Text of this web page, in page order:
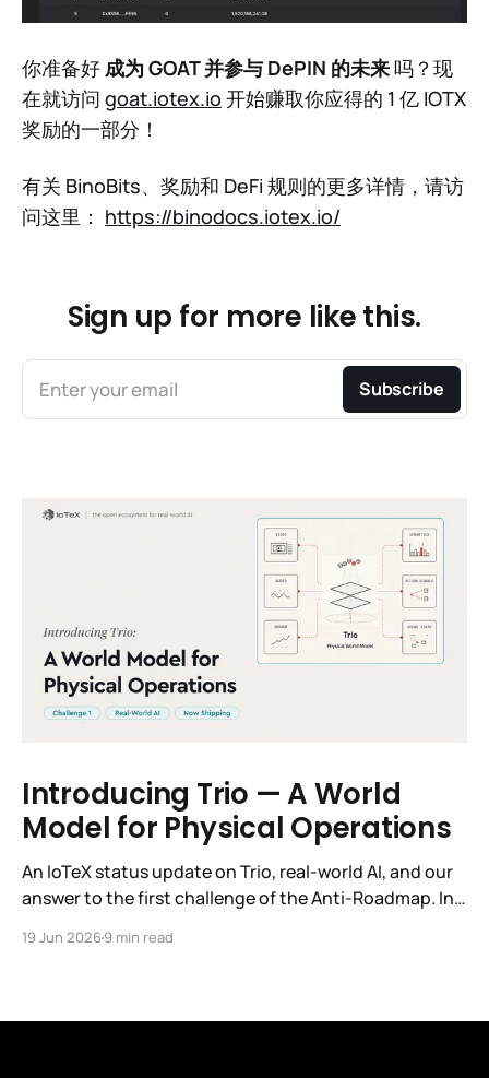
你准备好 成为 GOAT 并参与 DePIN 的未来吗？现
在就访问 goat.iotex.io 开始赚取你应得的 1 亿 IOTX
奖励的一部分！
有关 BinoBits、奖励和 DeFi 规则的更多详情，请访
问这里： https://binodocs.iotex.io/
Sign up for more like this.
Enter your email Subscribe
Introducing Trio — A World
Model for Physical Operations
An IoTeX status update on Trio, real-world AI, and our
answer to the first challenge of the Anti-Roadmap. In
three challenges instead of a timeline. Challenge 1 was
19 Jun 20269 min read